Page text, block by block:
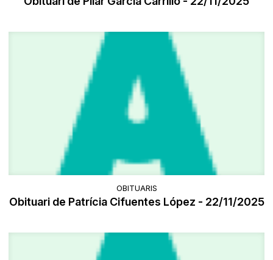
OBITUARIS
Obituari de Patrícia Cifuentes López - 22/11/2025